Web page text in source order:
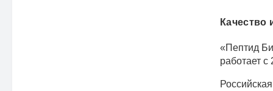
Качество
«Пептид
работает с